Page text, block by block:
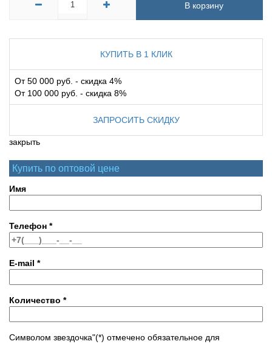
В корзину
КУПИТЬ В 1 КЛИК
От 50 000 руб. - скидка 4%
От 100 000 руб. - скидка 8%
ЗАПРОСИТЬ СКИДКУ
закрыть
Купить по оптовой цене
Имя
Телефон *
E-mail *
Количество *
Символом звездочка"(*) отмечено обязательное для